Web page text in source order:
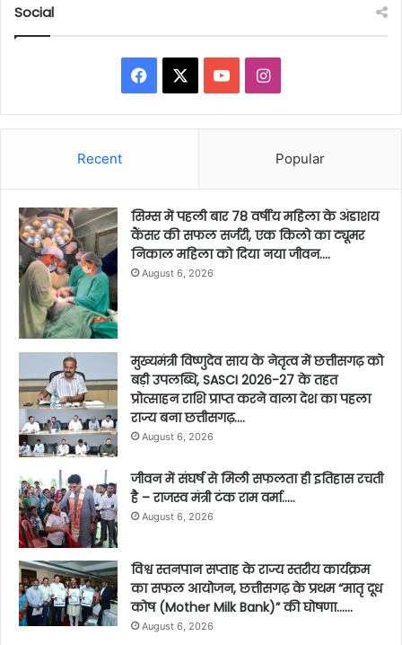
Social
Facebook YouTubeInstagram
Recent Popular
सिम्स में पहली बार 78 वर्षीय महिला के अंडाशय
कैंसर की सफल सर्जरी, एक किलो का ट्यूमर
निकाल महिला को दिया नया जीवन….
August 6, 2026
मुख्यमंत्री विष्णुदेव साय के नेतृत्व में छत्तीसगढ़ को
बड़ी उपलब्धि, SASCI 2026-27 के तहत
प्रोत्साहन राशि प्राप्त करने वाला देश का पहला
राज्य बना छत्तीसगढ़….
August 6, 2026
जीवन में संघर्ष से मिली सफलता ही इतिहास रचती
है – राजस्व मंत्री टंक राम वर्मा…..
August 6, 2026
विश्व स्तनपान सप्ताह के राज्य स्तरीय कार्यक्रम
का सफल आयोजन, छत्तीसगढ़ के प्रथम “मातृ दूध
कोष (Mother Milk Bank)” की घोषणा……
August 6, 2026